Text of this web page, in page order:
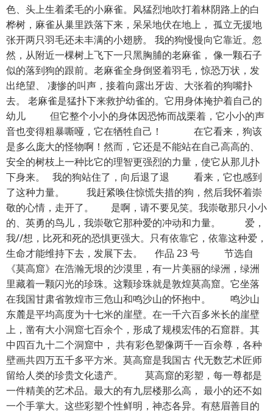
色、头上生着柔毛的小麻雀。风猛烈地吹打着林阴路上的白
桦树，麻雀从巢里跌落下来，呆呆地伏在地上， 孤立无援地
张开两只羽毛还未丰满的小翅膀。 我的狗慢慢向它靠近。忽
然，从附近一棵树上飞下一只黑胸脯的老麻雀， 像一颗石子
似的落到狗的跟前。老麻雀全身倒竖着羽毛，惊恐万状，发
出绝望、 凄惨的叫声，接着向露出牙齿、大张着的狗嘴扑
去。 老麻雀是猛扑下来救护幼雀的。它用身体掩护着自己的
幼儿 但它整个小小的身体因恐怖而战栗着，它小小的声
音也变得粗暴嘶哑，它在牺牲自己！ 在它看来，狗该
是多么庞大的怪物啊！然而，它还是不能站在自己高高的、
安全的树枝上一种比它的理智更强烈的力量，使它从那儿扑
下身来。 我的狗站住了，向后退了退 看来，它也感到
了这种力量。 我赶紧唤住惊慌失措的狗，然后我怀着崇
敬的心情，走开了。 是啊，请不要见笑。我崇敬那只小小
的、英勇的鸟儿，我崇敬它那种爱的冲动和力量。 爱，
我//想，比死和死的恐惧更强大。只有依靠它，依靠这种爱，
生命才能维持下去，发展下去。 作品 23 号 节选自
《莫高窟》在浩瀚无垠的沙漠里，有一片美丽的绿洲，绿洲
里藏着一颗闪光的珍珠。这颗珍珠就是敦煌莫高窟。它坐落
在我国甘肃省敦煌市三危山和鸣沙山的怀抱中。 鸣沙山
东麓是平均高度为十七米的崖壁。在一千六百多米长的崖壁
上，凿有大小洞窟七百余个，形成了规模宏伟的石窟群。其
中四百九十二个洞窟中， 共有彩色塑像两千一百余尊，各种
壁画共四万五千多平方米。莫高窟是我国古 代无数艺术匠师
留给人类的珍贵文化遗产。 莫高窟的彩塑，每一尊都是
一件精美的艺术品。最大的有九层楼那么高， 最小的还不如
一个手掌大。这些彩塑个性鲜明，神态各异。有慈眉善目的